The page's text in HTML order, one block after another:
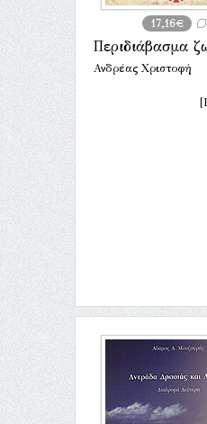
17,16€
Περιδιάβασμα
Ανδρέας Χριστοφή